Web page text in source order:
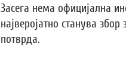
Засега нема официјална
најверојатно станува
потврда.